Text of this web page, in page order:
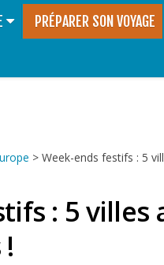
PRÉPARER SON VOYAGE
> Week-ends festifs : 5
: 5